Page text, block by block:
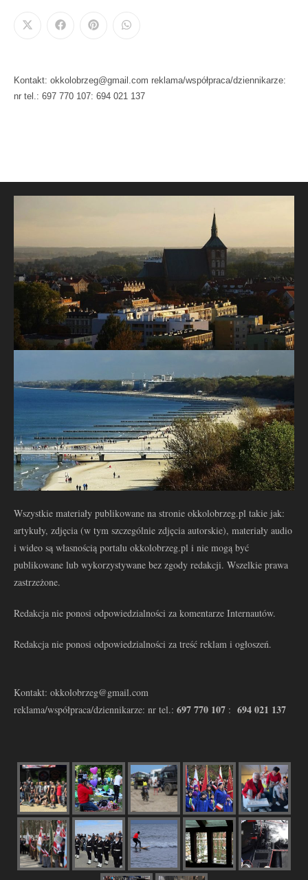
Kontakt: okkolobrzeg@gmail.com reklama/współpraca/dziennikarze:
nr tel.: 697 770 107: 694 021 137
Wszystkie materiały publikowane na stronie okkolobrzeg.pl takie jak:
artykuły, zdjęcia (w tym szczególnie zdjęcia autorskie), materiały audio
i wideo są własnością portalu okkolobrzeg.pl i nie mogą być
publikowane lub wykorzystywane bez zgody redakcji. Wszelkie prawa
zastrzeżone.
Redakcja nie ponosi odpowiedzialności za komentarze Internautów.
Redakcja nie ponosi odpowiedzialności za treść reklam i ogłoszeń.
Kontakt: okkolobrzeg@gmail.com
reklama/współpraca/dziennikarze: nr tel.: 697 770 107 : 694 021 137